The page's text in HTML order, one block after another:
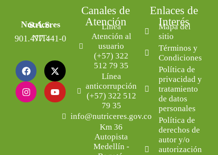
Nutriceres S.A.S.
NIT: 901.477.441-0
Canales de
Atención
Línea
Atención al
usuario
(+57) 322
512 79 35
Línea
anticorrupción
(+57) 322 512
79 35
info@nutriceres.gov.co
Km 36
Autopista
Medellín -
Enlaces de
Interés
Mapa del
sitio
Términos y
Condiciones
Política de
privacidad y
tratamiento
de datos
personales
Política de
derechos de
autor y/o
autorización